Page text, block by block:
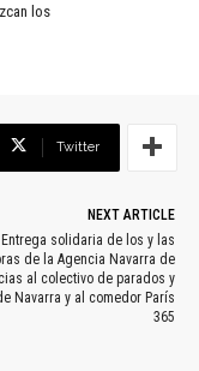
los
Twitter
NEXT ARTICLE
Entrega solidaria de los y las
de la Agencia Navarra de
al colectivo de parados y
Navarra y al comedor París
365